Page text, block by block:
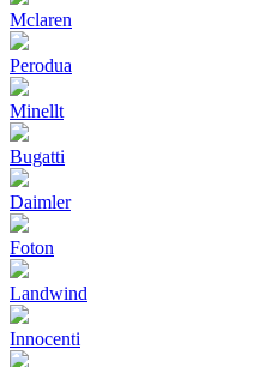
Mclaren
Perodua
Minellt
Bugatti
Daimler
Foton
Landwind
Innocenti